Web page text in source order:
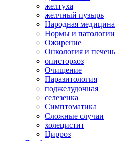
желтуха
желчный пузырь
Народная медицина
Нормы и патологии
Ожирение
Онкология и печень
описторхоз
Очищение
Паразитология
поджелудочная
селезенка
Симптоматика
Сложные случаи
холецистит
Цирроз